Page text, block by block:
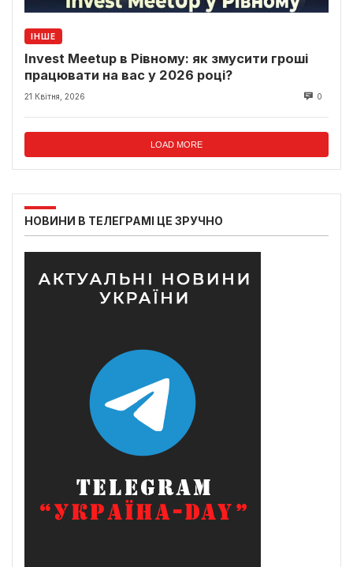
ІНШЕ
Invest Meetup в Рівному: як змусити гроші
працювати на вас у 2026 році?
21 Квітня, 2026 0
LOAD MORE
НОВИНИ В ТЕЛЕГРАМІ ЦЕ ЗРУЧНО